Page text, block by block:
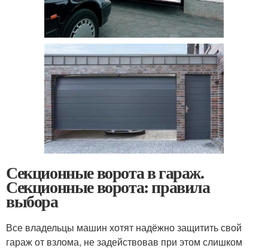
Секционные ворота в гараж.
Секционные ворота: правила
выбора
Все владельцы машин хотят надёжно защитить свой
гараж от взлома, не задействовав при этом слишком